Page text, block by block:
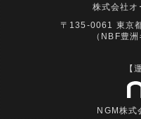
株式会社オ
〒135-0061 東京
（NBF豊
【
NGM株